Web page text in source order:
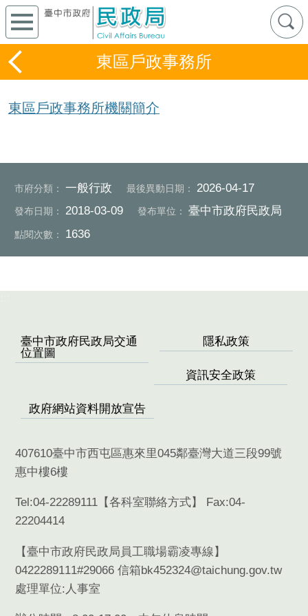
東區戶政事務所
東區戶政事務所機關簡介
市府分類： 一般行政 最後異動日期： 2026-04-17
發布日期： 2018-03-09 發布單位： 臺中市政府民政局
點閱次數： 1636
臺中市政府民政局交通
位置圖
隱私政策
資訊安全政策
政府網站資料開放宣告
407610臺中市西屯區惠來里045鄰臺灣大道三段99號
惠中樓6樓
Tel:04-22289111【各科室聯絡方式】 Fax:04-
22204414
【臺中市政府民政局員工職場霸凌專線】
0422289111#29066 信箱bk452324@taichung.gov.tw
處理單位:人事室